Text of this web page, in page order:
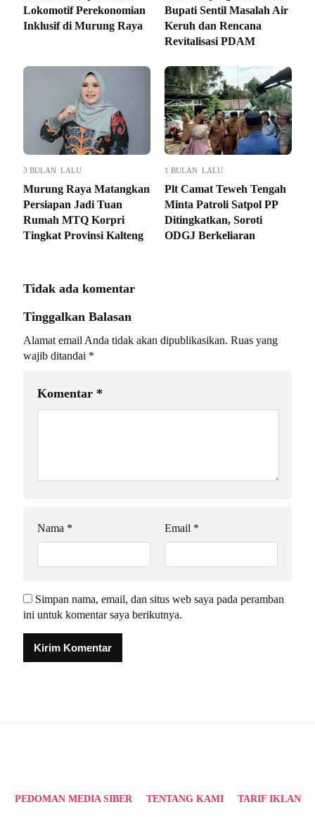
Lokomotif Perekonomian
Inklusif di Murung Raya
Bupati Sentil Masalah Air
Keruh dan Rencana
Revitalisasi PDAM
3 BULAN LALU
Murung Raya Matangkan
Persiapan Jadi Tuan
Rumah MTQ Korpri
Tingkat Provinsi Kalteng
1 BULAN LALU
Plt Camat Teweh Tengah
Minta Patroli Satpol PP
Ditingkatkan, Soroti
ODGJ Berkeliaran
Tidak ada komentar
Tinggalkan Balasan
Alamat email Anda tidak akan dipublikasikan. Ruas yang
wajib ditandai *
Komentar *
Nama * Email *
Simpan nama, email, dan situs web saya pada peramban
ini untuk komentar saya berikutnya.
PEDOMAN MEDIA SIBER TENTANG KAMI TARIF IKLAN